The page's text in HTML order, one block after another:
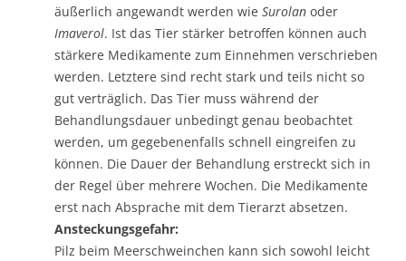
äußerlich angewandt werden wie Surolan oder
Imaverol. Ist das Tier stärker betroffen können auch
stärkere Medikamente zum Einnehmen verschrieben
werden. Letztere sind recht stark und teils nicht so
gut verträglich. Das Tier muss während der
Behandlungsdauer unbedingt genau beobachtet
werden, um gegebenenfalls schnell eingreifen zu
können. Die Dauer der Behandlung erstreckt sich in
der Regel über mehrere Wochen. Die Medikamente
erst nach Absprache mit dem Tierarzt absetzen.
Ansteckungsgefahr:
Pilz beim Meerschweinchen kann sich sowohl leicht